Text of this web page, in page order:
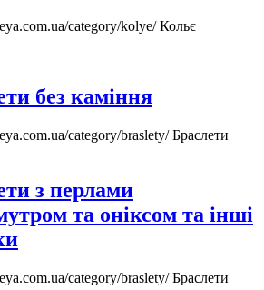
category/kolye/Кольє
без каміння
category/braslety/Браслети
з перлами
та оніксом та інші
category/braslety/Браслети